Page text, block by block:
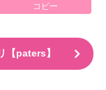
コピー
【paters】